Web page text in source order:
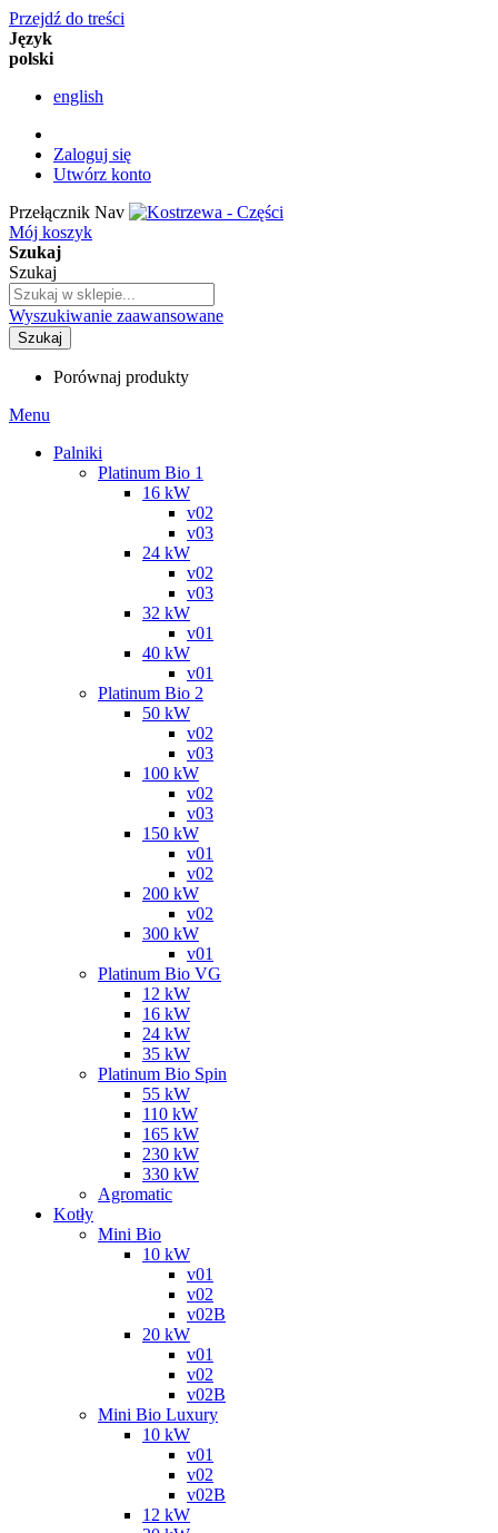
Przejdź do treści
Język
polski
english
Zaloguj się
Utwórz konto
Przełącznik Nav
Mój koszyk
Szukaj
Szukaj
Wyszukiwanie zaawansowane
Szukaj
Porównaj produkty
Menu
Palniki
Platinum Bio 1
16 kW
v02
v03
24 kW
v02
v03
32 kW
v01
40 kW
v01
Platinum Bio 2
50 kW
v02
v03
100 kW
v02
v03
150 kW
v01
v02
200 kW
v02
300 kW
v01
Platinum Bio VG
12 kW
16 kW
24 kW
35 kW
Platinum Bio Spin
55 kW
110 kW
165 kW
230 kW
330 kW
Agromatic
Kotły
Mini Bio
10 kW
v01
v02
v02B
20 kW
v01
v02
v02B
Mini Bio Luxury
10 kW
v01
v02
v02B
12 kW